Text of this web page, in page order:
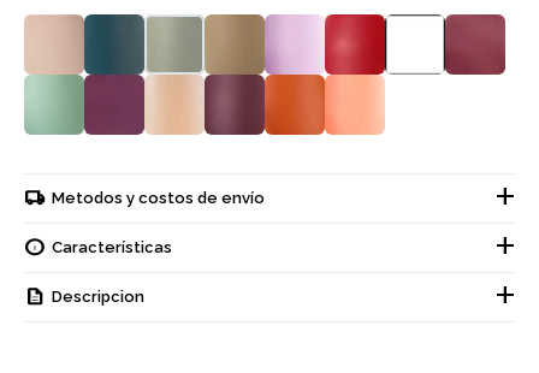
Metodos y costos de envío
Características
Descripcion